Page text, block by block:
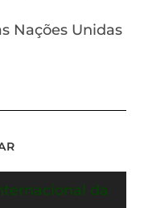
Nações Unidas